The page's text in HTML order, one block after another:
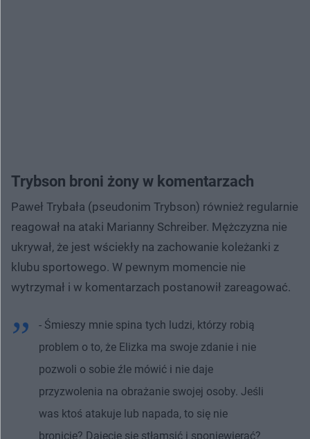
Trybson broni żony w komentarzach
Paweł Trybała (pseudonim Trybson) również regularnie
reagował na ataki Marianny Schreiber. Mężczyzna nie
ukrywał, że jest wściekły na zachowanie koleżanki z
klubu sportowego. W pewnym momencie nie
wytrzymał i w komentarzach postanowił zareagować.
- Śmieszy mnie spina tych ludzi, którzy robią
problem o to, że Elizka ma swoje zdanie i nie
pozwoli o sobie źle mówić i nie daje
przyzwolenia na obrażanie swojej osoby. Jeśli
was ktoś atakuje lub napada, to się nie
bronicie? Dajecie się stłamsić i sponiewierać?